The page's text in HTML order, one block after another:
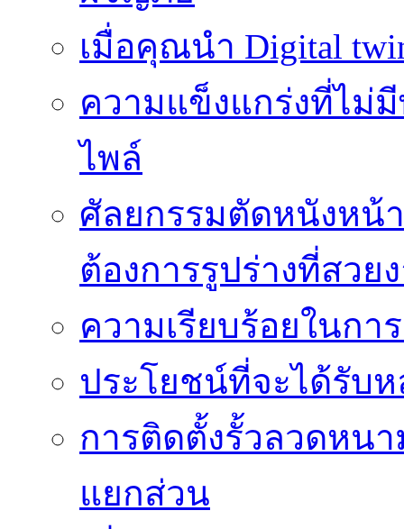
เมื่อคุณนำ Digital
ความแข็งแกร่งที่ไม่
ไพล์
ศัลยกรรมตัดหนังหน้
ต้องการรูปร่างที่สวย
ความเรียบร้อยในก
ประโยชน์ที่จะได้รับ
การติดตั้งรั้วลวดหน
แยกส่วน